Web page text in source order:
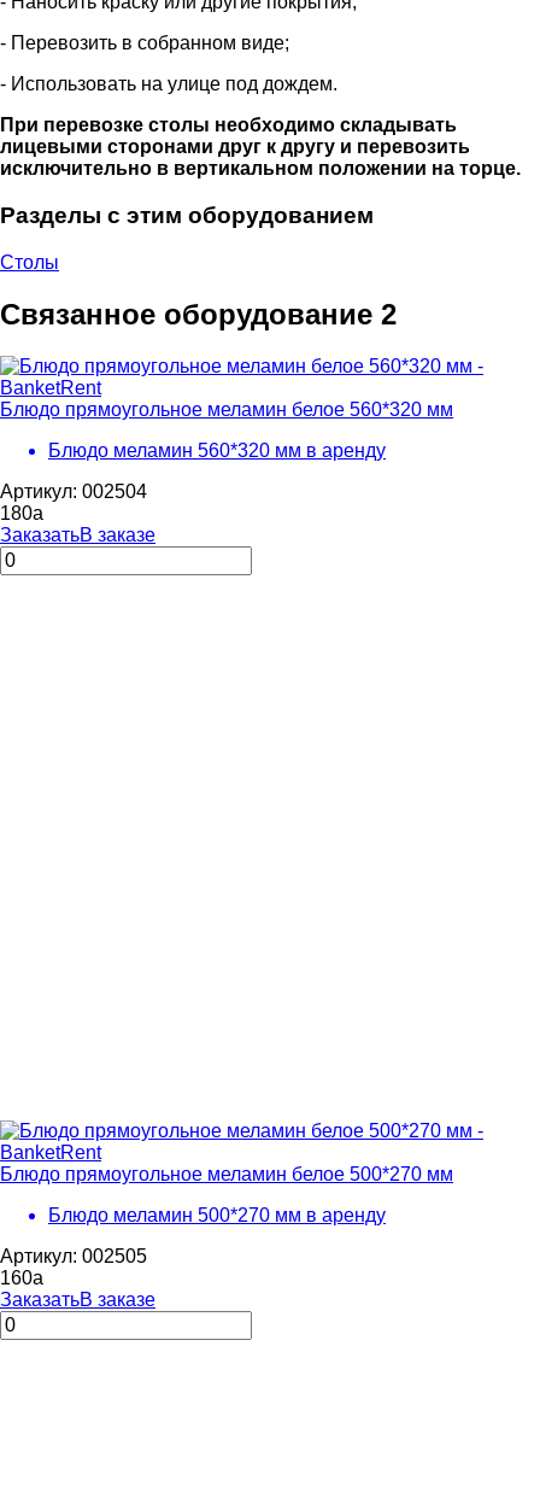
- Перевозить в собранном виде;
- Использовать на улице под дождем.
При перевозке столы необходимо складывать
лицевыми сторонами друг к другу и перевозить
исключительно в вертикальном положении на торце.
Разделы с этим оборудованием
Столы
Связанное оборудование 2
Блюдо прямоугольное меламин белое 560*320 мм
Блюдо меламин 560*320 мм в аренду
Артикул: 002504
180a
ЗаказатьВ заказе
Блюдо прямоугольное меламин белое 500*270 мм
Блюдо меламин 500*270 мм в аренду
Артикул: 002505
160a
ЗаказатьВ заказе